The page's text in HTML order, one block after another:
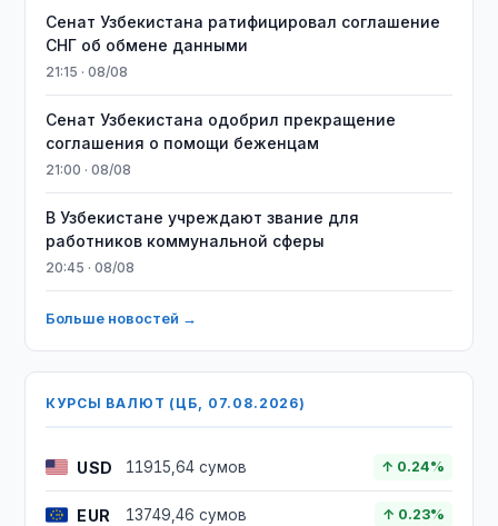
Сенат Узбекистана ратифицировал соглашение
СНГ об обмене данными
21:15 · 08/08
Сенат Узбекистана одобрил прекращение
соглашения о помощи беженцам
21:00 · 08/08
В Узбекистане учреждают звание для
работников коммунальной сферы
20:45 · 08/08
Больше новостей →
КУРСЫ ВАЛЮТ (ЦБ, 07.08.2026)
USD 11915,64 сумов ↑ 0.24%
EUR 13749,46 сумов ↑ 0.23%